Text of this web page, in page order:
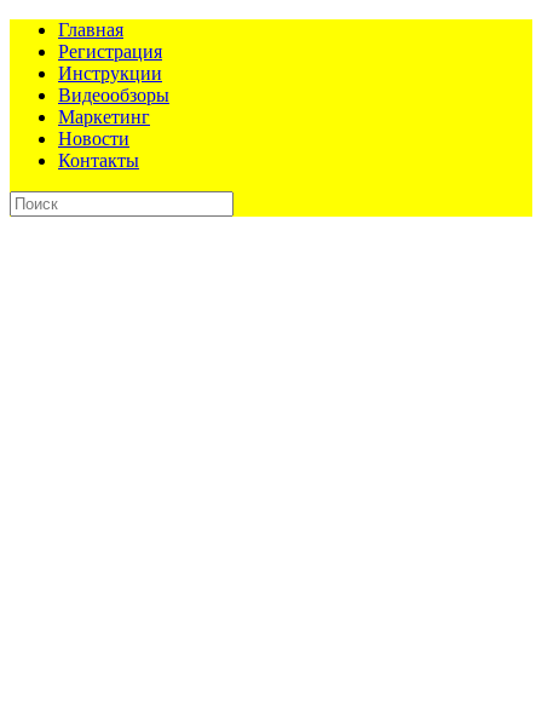
Главная
Регистрация
Инструкции
Видеообзоры
Маркетинг
Новости
Контакты